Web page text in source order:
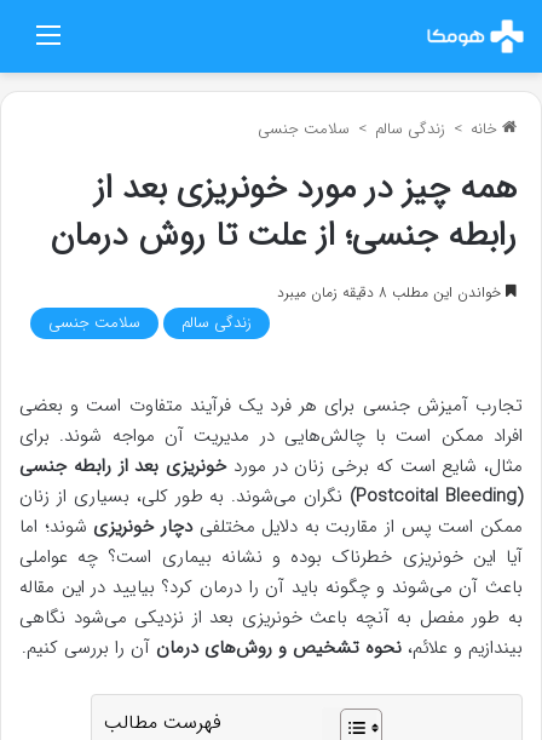
خانه > زندگی سالم > سلامت جنسی
همه چیز در مورد خونریزی بعد از
رابطه جنسی؛ از علت تا روش درمان
خواندن این مطلب 8 دقیقه زمان میبرد
زندگی سالم سلامت جنسی
تجارب آمیزش جنسی برای هر فرد یک فرآیند متفاوت است و بعضی
افراد ممکن است با چالش‌هایی در مدیریت آن مواجه شوند. برای
مثال، شایع است که برخی زنان در موردخونریزی بعد از رابطه جنسی
(Postcoital Bleeding)
نگران می‌شوند. به طور کلی، بسیاری از زنان
ممکن است پس از مقاربت به دلایل مختلفیدچار خونریزی شوند؛ اما
آیا این خونریزی خطرناک بوده و نشانه بیماری است؟ چه عواملی
باعث آن مي‌شوند و چگونه باید آن را درمان کرد؟ بیایید در این مقاله
به طور مفصل به آنچه باعث خونریزی بعد از نزدیکی می‌شود نگاهی
بیندازیم و علائم، نحوه تشخیص و روش‌های درمان آن را بررسی کنیم.
فهرست مطالب